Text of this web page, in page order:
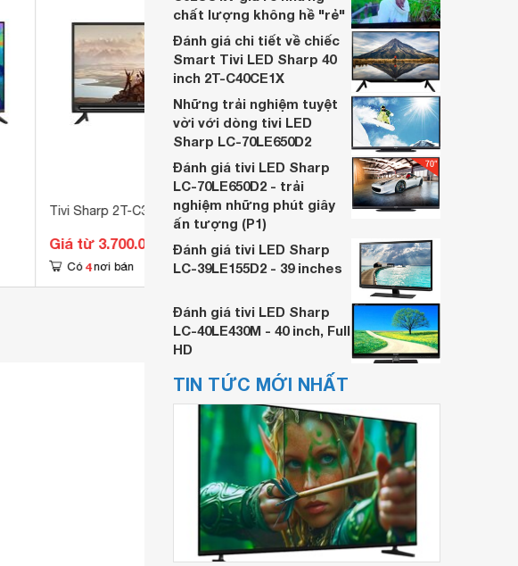
Tivi Sharp 2T-C32EG1X- 32 inch
Giá từ 3.700.000 đ
Có 4 nơi bán
Smart Tivi Sharp HD 32 inch 2T-
Giá từ 3.489.000 đ
Có 23 nơi bán
chất lượng không hề "rẻ"
Đánh giá chi tiết về chiếc
Smart Tivi LED Sharp 40
inch 2T-C40CE1X
Những trải nghiệm tuyệt
vời với dòng tivi LED
Sharp LC-70LE650D2
Đánh giá tivi LED Sharp
LC-70LE650D2 - trải
nghiệm những phút giây
ấn tượng (P1)
Đánh giá tivi LED Sharp
LC-39LE155D2 - 39 inches
Đánh giá tivi LED Sharp
LC-40LE430M - 40 inch, Full
HD
TIN TỨC MỚI NHẤT